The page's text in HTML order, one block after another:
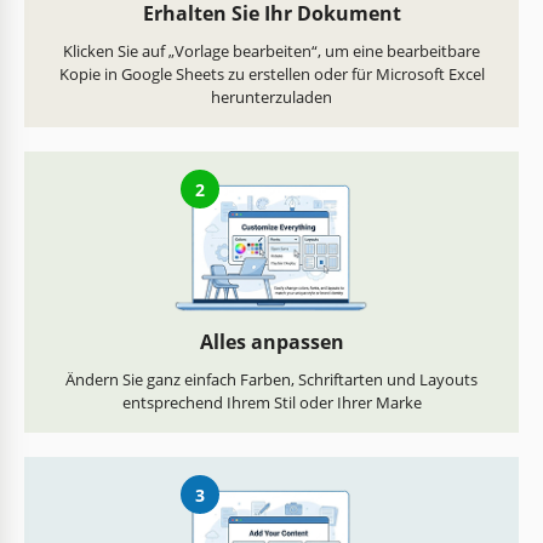
Erhalten Sie Ihr Dokument
Klicken Sie auf „Vorlage bearbeiten“, um eine bearbeitbare
Kopie in Google Sheets zu erstellen oder für Microsoft Excel
herunterzuladen
2
Alles anpassen
Ändern Sie ganz einfach Farben, Schriftarten und Layouts
entsprechend Ihrem Stil oder Ihrer Marke
3